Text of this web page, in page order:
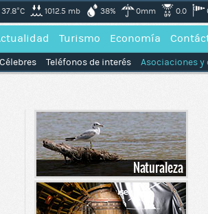
37.8°C 1012.5 mb 38% 0mm 0.0
Turismo Economía
Célebres Teléfonos de interés Asociaciones y
Naturaleza